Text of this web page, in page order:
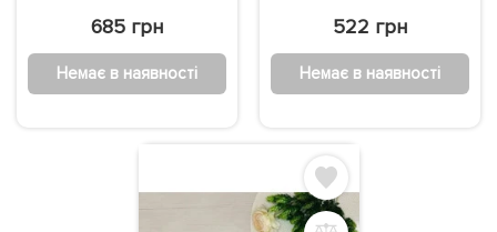
685 грн
Немає в наявності
522 грн
Немає в наявності